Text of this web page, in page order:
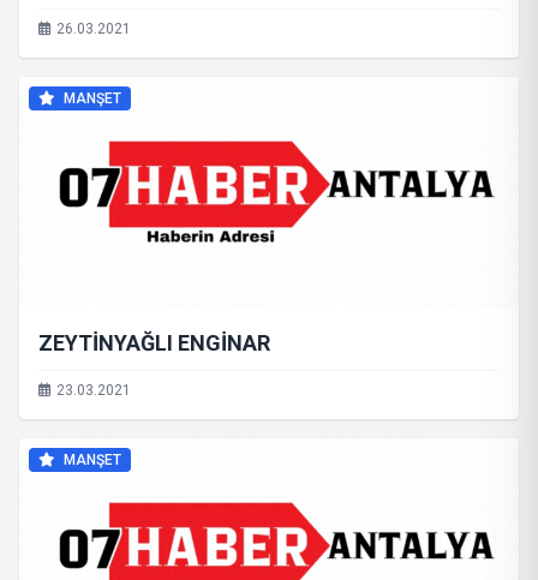
26.03.2021
MANŞET
ZEYTİNYAĞLI ENGİNAR
23.03.2021
MANŞET